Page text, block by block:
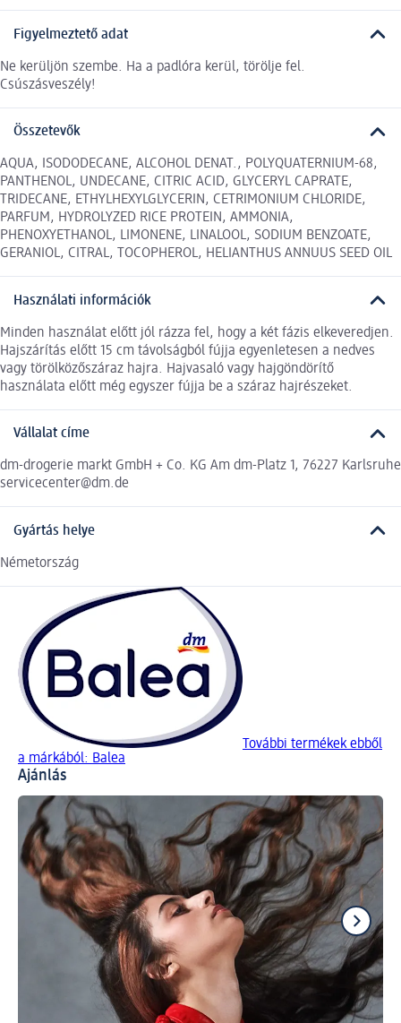
Figyelmeztető adat
Ne kerüljön szembe. Ha a padlóra kerül, törölje fel.
Csúszásveszély!
Összetevők
AQUA, ISODODECANE, ALCOHOL DENAT., POLYQUATERNIUM-68,
PANTHENOL, UNDECANE, CITRIC ACID, GLYCERYL CAPRATE,
TRIDECANE, ETHYLHEXYLGLYCERIN, CETRIMONIUM CHLORIDE,
PARFUM, HYDROLYZED RICE PROTEIN, AMMONIA,
PHENOXYETHANOL, LIMONENE, LINALOOL, SODIUM BENZOATE,
GERANIOL, CITRAL, TOCOPHEROL, HELIANTHUS ANNUUS SEED OIL
Használati információk
Minden használat előtt jól rázza fel, hogy a két fázis elkeveredjen.
Hajszárítás előtt 15 cm távolságból fújja egyenletesen a nedves
vagy törölközőszáraz hajra. Hajvasaló vagy hajgöndörítő
használata előtt még egyszer fújja be a száraz hajrészeket.
Vállalat címe
dm-drogerie markt GmbH + Co. KG Am dm-Platz 1, 76227 Karlsruhe
servicecenter@dm.de
Gyártás helye
Németország
További termékek ebből
a márkából: Balea
Ajánlás